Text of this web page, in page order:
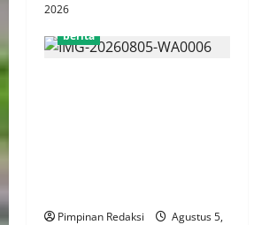
2026
berita
Pimpinan Redaksi
Agustus 5,